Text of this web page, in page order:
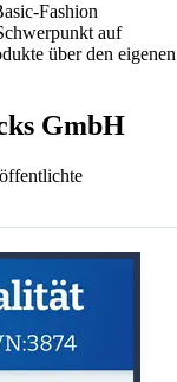
Fashion
auf
über den eigenen
GmbH